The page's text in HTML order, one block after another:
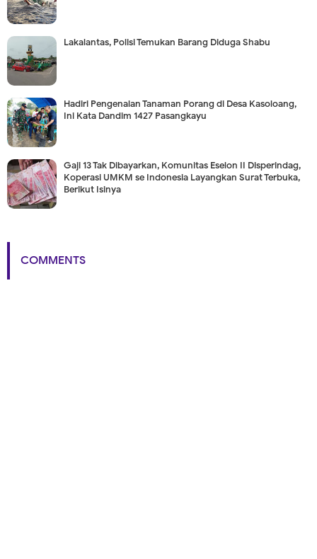
Lakalantas, Polisi Temukan Barang Diduga Shabu
Hadiri Pengenalan Tanaman Porang di Desa Kasoloang,
Ini Kata Dandim 1427 Pasangkayu
Gaji 13 Tak Dibayarkan, Komunitas Eselon II Disperindag,
Koperasi UMKM se Indonesia Layangkan Surat Terbuka,
Berikut Isinya
COMMENTS